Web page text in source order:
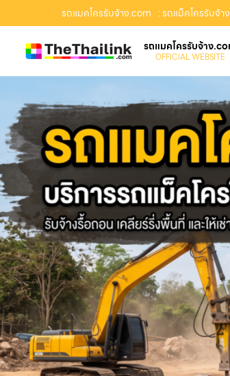
รถแมคโครรับจ้าง.com : รถแม็คโครรับจ้า
รถแมคโครรับจ้าง
OFFICIAL WEBSITE